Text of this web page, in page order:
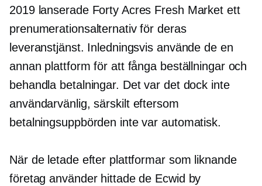
2019 lanserade Forty Acres Fresh Market ett
prenumerationsalternativ för deras
leveranstjänst. Inledningsvis använde de en
annan plattform för att fånga beställningar och
behandla betalningar. Det var det dock inte
användarvänlig, särskilt eftersom
betalningsuppbörden inte var automatisk.
När de letade efter plattformar som liknande
företag använder hittade de Ecwid by